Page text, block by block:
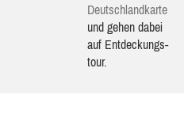
Deutsch­land­karte
und gehen dabei
auf Ent­de­ckungs­
tour.